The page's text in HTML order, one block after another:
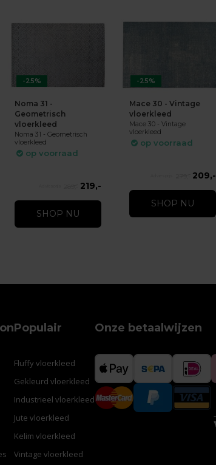
-25%
Noma 31 -
Geometrisch
vloerkleed
Noma 31 - Geometrisch
vloerkleed
op voorraad
219,-
SHOP NU
-25%
Mace 30 - Vintage
vloerkleed
Mace 30 - Vintage
vloerkleed
op voorraad
209,-
SHOP NU
Populair
Fluffy vloerkleed
Gekleurd vloerkleed
Industrieel vloerkleed
Jute vloerkleed
Kelim vloerkleed
Vintage vloerkleed
Onze betaalwijzen